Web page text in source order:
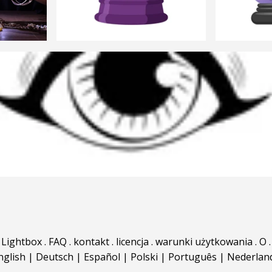
Lightbox. FAQ . kontakt. licencja . warunki użytkowania . O .
| Deutsch | Español | Polski | Português |